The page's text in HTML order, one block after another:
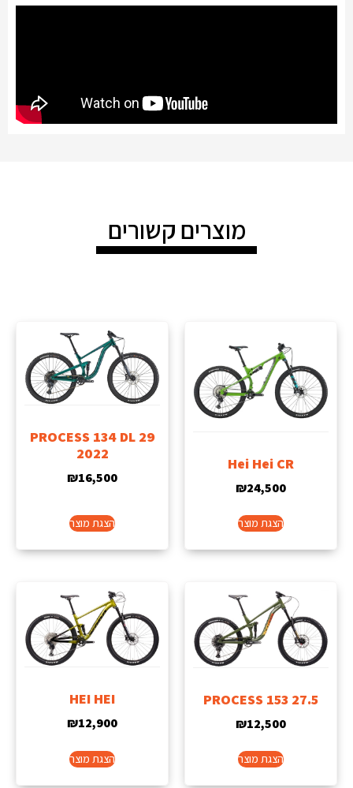
מוצרים קשורים
Hei Hei CR
₪24,500
הצגת מוצר
PROCESS 134 DL 29
2022
₪16,500
הצגת מוצר
PROCESS 153 27.5
₪12,500
הצגת מוצר
HEI HEI
₪12,900
הצגת מוצר